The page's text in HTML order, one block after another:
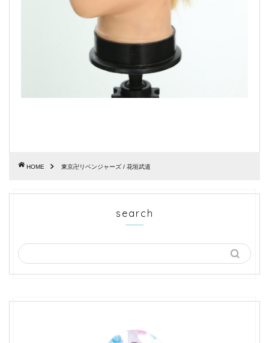
HOME 東京卍リベンジャーズ / 花垣武道
search